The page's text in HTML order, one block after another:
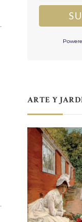
ARTE Y